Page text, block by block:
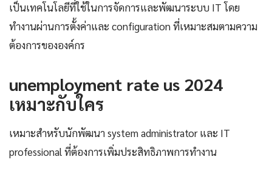
เป็นเทคโนโลยีที่ใช้ในการจัดการและพัฒนาระบบ IT โดย
ทำงานผ่านการตั้งค่าและ configuration ที่เหมาะสมตามความ
ต้องการขององค์กร
unemployment rate us 2024
เหมาะกับใคร
เหมาะสำหรับนักพัฒนา system administrator และ IT
professional ที่ต้องการเพิ่มประสิทธิภาพการทำงาน